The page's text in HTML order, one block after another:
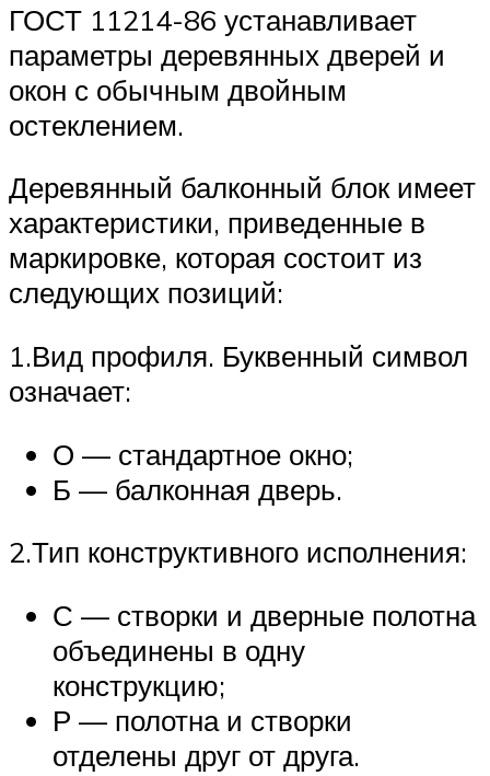
ГОСТ 11214-86 устанавливает
параметры деревянных дверей и
окон с обычным двойным
остеклением.
Деревянный балконный блок имеет
характеристики, приведенные в
маркировке, которая состоит из
следующих позиций:
1.Вид профиля. Буквенный символ
означает:
О — стандартное окно;
Б — балконная дверь.
2.Тип конструктивного исполнения:
С — створки и дверные полотна
объединены в одну
конструкцию;
Р — полотна и створки
отделены друг от друга.